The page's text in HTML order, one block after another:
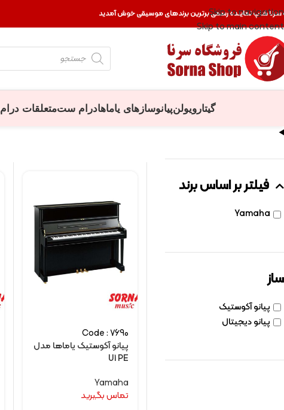
Skip to navigation
Skip to main content
سرنا شاپ نماینده رسمی برترین برندهای موسیقی خوش آمدید
گیتار ویولنپیانوسازهای یاماهادرام ستمتعلقات درام
فیلتر بر اساس برند
Yamaha
ساز
پیانو آکوستیک
پیانو دیجیتال
Code : 7690
پیانو آکوستیک یاماها مدل
U1 PE
Yamaha
تماس بگیرید